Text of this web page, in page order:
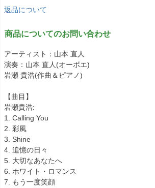
返品について
商品についてのお問い合わせ
アーティスト：山本 直人
演奏：山本 直人(オーボエ)
岩瀬 貴浩(作曲＆ピアノ)
【曲目】
岩瀬貴浩:
1. Calling You
2. 彩風
3. Shine
4. 追憶の日々
5. 大切なあなたへ
6. ホワイト・ロマンス
7. もう一度笑顔